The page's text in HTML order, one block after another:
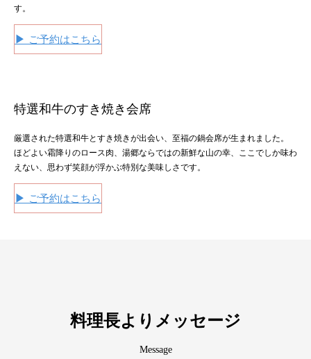
す。
▶ ご予約はこちら
特選和牛のすき焼き会席
厳選された特選和牛とすき焼きが出会い、至福の鍋会席が生まれました。
ほどよい霜降りのロース肉、湯郷ならではの新鮮な山の幸、ここでしか味わ
えない、思わず笑顔が浮かぶ特別な美味しさです。
▶ ご予約はこちら
料理長よりメッセージ
Message